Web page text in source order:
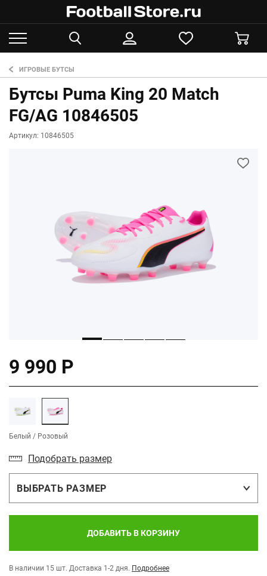
ИГРОВЫЕ БУТСЫ
Бутсы Puma King 20 Match
FG/AG 10846505
Артикул: 10846505
9 990 Р
Белый / Розовый
Подобрать размер
ВЫБРАТЬ РАЗМЕР
ДОБАВИТЬ В КОРЗИНУ
В наличии 15 шт. Доставка 1-2 дня. Подробнее